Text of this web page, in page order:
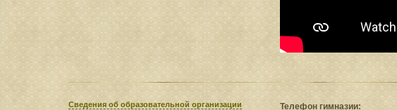
Сведения​ об образовательной организации Телефон гимназии: